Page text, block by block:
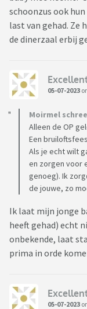
schoonzus ook
last van gehad. Ze
de dinerzaal erbij
05-07-2023
Moirmel
Alleen de OP
Een
Als je echt wilt
en zorgen voor
genoeg). Ik
de jouwe, zo
Ik laat mijn jonge
heeft gehad) echt
onbekende, laat
prima in orde
05-07-2023